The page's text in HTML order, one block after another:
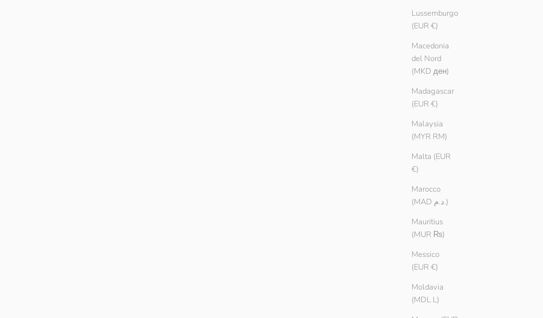
Lussemburgo
(EUR €)
Macedonia
del Nord
(MKD ден)
Madagascar
(EUR €)
Malaysia
(MYR RM)
Malta (EUR
€)
Marocco
(MAD د.م.)
Mauritius
(MUR ₨)
Messico
(EUR €)
Moldavia
(MDL L)